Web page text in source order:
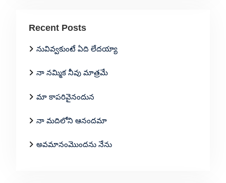
Recent Posts
నువివ్వకుంటే ఏది లేదయ్యా
నా నమ్మిక నీవు మాత్రమే
మా కాపరివైనందున
నా మదిలోని ఆనందమా
అవమానంమొందను నేను